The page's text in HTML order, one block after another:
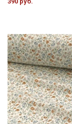
данныхи даю
данных